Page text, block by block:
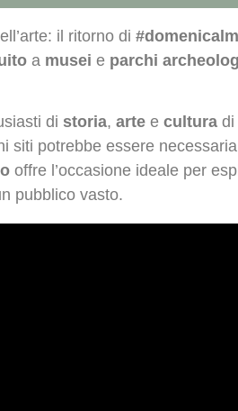
il ritorno di
a musei e parchi
di storia, arte e cultura di
siti potrebbe essere
offre l’occasione ideale per
pubblico vasto.